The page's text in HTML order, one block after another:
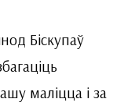
Біскупаў
маліцца і за